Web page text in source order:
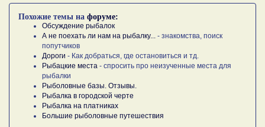
Похожие темы на форуме:
Обсуждение рыбалок
А не поехать ли нам на рыбалку...
- знакомства, поиск
попутчиков
Дороги - Как добраться, где остановиться и тд.
Рыбацкие места - спросить про неизученные места для
рыбалки
Рыболовные базы. Отзывы.
Рыбалка в городской черте
Рыбалка на платниках
Большие рыболовные путешествия